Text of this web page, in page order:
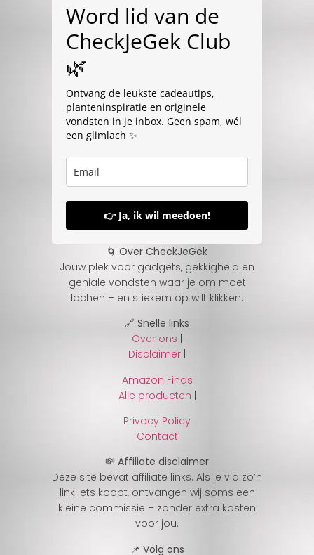
Word lid van de
CheckJeGek Club
🌿
Ontvang de leukste cadeautips,
planteninspiratie en originele
vondsten in je inbox. Geen spam, wél
een glimlach ✨
👉 Ja, ik wil meedoen!
🌀 Over CheckJeGek
Jouw plek voor gadgets, gekkigheid en
geniale vondsten waar je om moet
lachen – en stiekem op wilt klikken.
🔗 Snelle links
Over ons
Disclaimer
Amazon Finds
Alle producten |
Privacy Policy
Contact
💸 Affiliate disclaimer
Deze site bevat affiliate links. Als je via zo’n
link iets koopt, ontvangen wij soms een
kleine commissie – zonder extra kosten
voor jou.
📌 Volg ons